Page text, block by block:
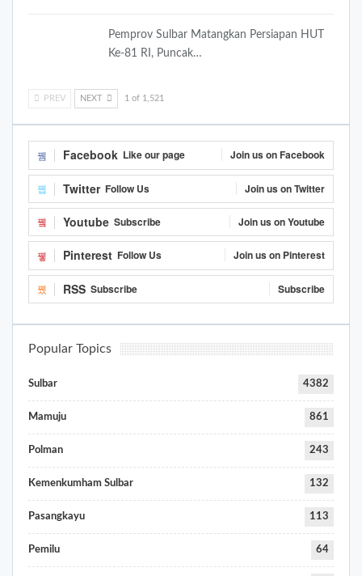
Pemprov Sulbar Matangkan Persiapan HUT
Ke-81 RI, Puncak…
PREV NEXT 1 of 1,521
Facebook Like our page Join us on Facebook
Twitter Follow Us Join us on Twitter
Youtube Subscribe Join us on Youtube
Pinterest Follow Us Join us on Pinterest
RSS Subscribe Subscribe
Popular Topics
Sulbar 4382
Mamuju 861
Polman 243
Kemenkumham Sulbar 132
Pasangkayu 113
Pemilu 64